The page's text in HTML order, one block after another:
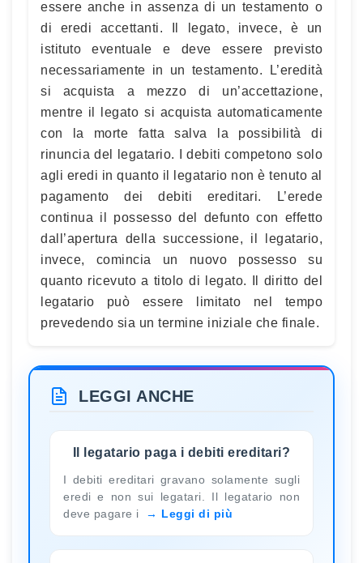
essere anche in assenza di un testamento o
di eredi accettanti. Il legato, invece, è un
istituto eventuale e deve essere previsto
necessariamente in un testamento. L’eredità
si acquista a mezzo di un’accettazione,
mentre il legato si acquista automaticamente
con la morte fatta salva la possibilità di
rinuncia del legatario. I debiti competono solo
agli eredi in quanto il legatario non è tenuto al
pagamento dei debiti ereditari. L’erede
continua il possesso del defunto con effetto
dall’apertura della successione, il legatario,
invece, comincia un nuovo possesso su
quanto ricevuto a titolo di legato. Il diritto del
legatario può essere limitato nel tempo
prevedendo sia un termine iniziale che finale.
LEGGI ANCHE
Il legatario paga i debiti ereditari?
I debiti ereditari gravano solamente sugli
eredi e non sui legatari. Il legatario non
deve pagare i
Leggi di più